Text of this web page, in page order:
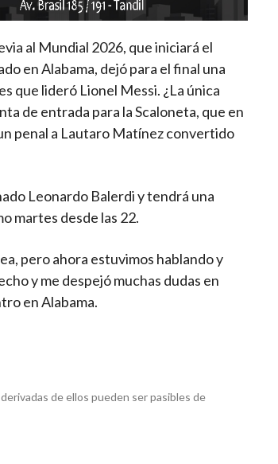
al Mundial 2026, que iniciará el
en Alabama, dejó para el final una
que lideró Lionel Messi. ¿La única
de entrada para la Scaloneta, que en
penal a Lautaro Matínez convertido
Leonardo Balerdi y tendrá una
martes desde las 22.
pero ahora estuvimos hablando y
y me despejó muchas dudas en
en Alabama.
de ellos pueden ser pasibles de